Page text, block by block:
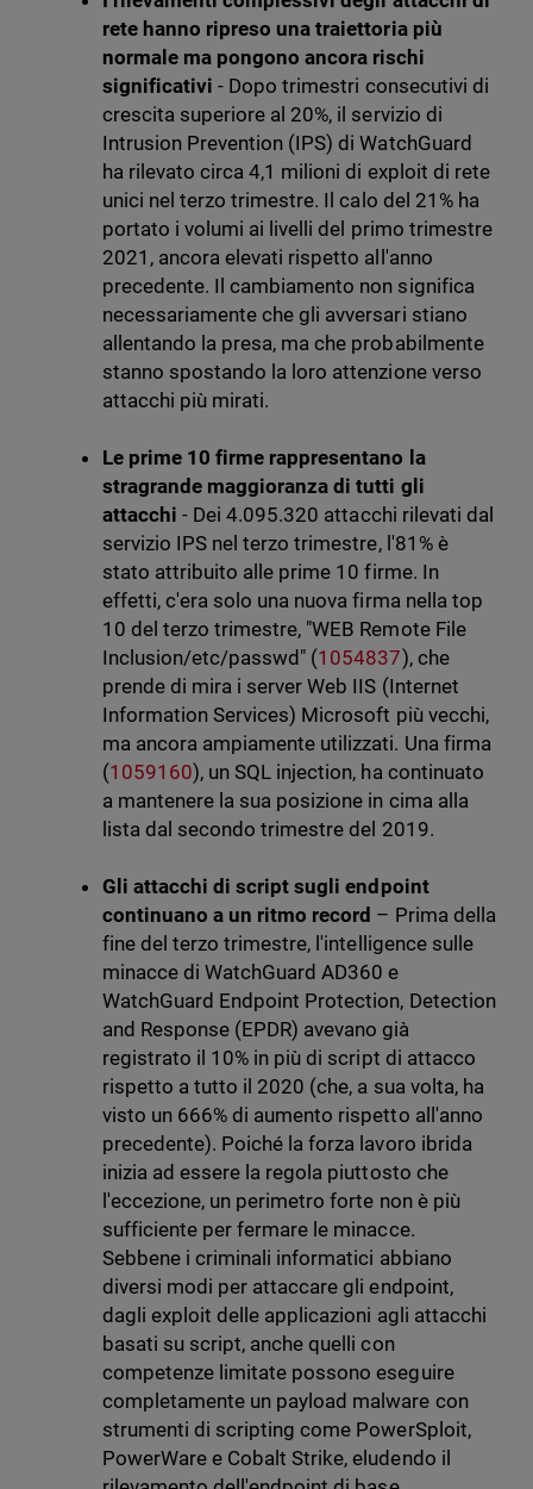
rete hanno ripreso una traiettoria più
normale ma pongono ancora rischi
significativi- Dopo trimestri consecutivi di
crescita superiore al 20%, il servizio di
Intrusion Prevention (IPS) di WatchGuard
ha rilevato circa 4,1 milioni di exploit di rete
unici nel terzo trimestre. Il calo del 21% ha
portato i volumi ai livelli del primo trimestre
2021, ancora elevati rispetto all'anno
precedente. Il cambiamento non significa
necessariamente che gli avversari stiano
allentando la presa, ma che probabilmente
stanno spostando la loro attenzione verso
attacchi più mirati.
Le prime 10 firme rappresentano la
stragrande maggioranza di tutti gli
attacchi- Dei 4.095.320 attacchi rilevati dal
servizio IPS nel terzo trimestre, l'81% è
stato attribuito alle prime 10 firme. In
effetti, c'era solo una nuova firma nella top
10 del terzo trimestre, "WEB Remote File
Inclusion/etc/passwd" (1054837), che
prende di mira i server Web IIS (Internet
Information Services) Microsoft più vecchi,
ma ancora ampiamente utilizzati. Una firma
(1059160), un SQL injection, ha continuato
a mantenere la sua posizione in cima alla
lista dal secondo trimestre del 2019.
Gli attacchi di script sugli endpoint
continuano a un ritmo record – Prima della
fine del terzo trimestre, l'intelligence sulle
minacce di WatchGuard AD360 e
WatchGuard Endpoint Protection, Detection
and Response (EPDR) avevano già
registrato il 10% in più di script di attacco
rispetto a tutto il 2020 (che, a sua volta, ha
visto un 666% di aumento rispetto all'anno
precedente). Poiché la forza lavoro ibrida
inizia ad essere la regola piuttosto che
l'eccezione, un perimetro forte non è più
sufficiente per fermare le minacce.
Sebbene i criminali informatici abbiano
diversi modi per attaccare gli endpoint,
dagli exploit delle applicazioni agli attacchi
basati su script, anche quelli con
competenze limitate possono eseguire
completamente un payload malware con
strumenti di scripting come PowerSploit,
PowerWare e Cobalt Strike, eludendo il